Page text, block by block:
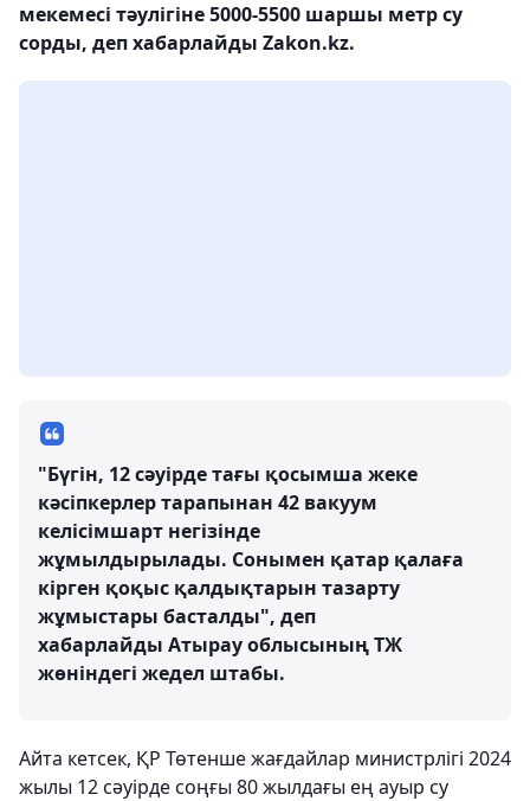
мекемесі тәулігіне 5000-5500 шаршы метр су
сорды, деп хабарлайды Zakon.kz.
"Бүгін, 12 сәуірде тағы қосымша жеке
кәсіпкерлер тарапынан 42 вакуум
келісімшарт негізінде
жұмылдырылады. Сонымен қатар қалаға
кірген қоқыс қалдықтарын тазарту
жұмыстары басталды", деп
хабарлайды Атырау облысының ТЖ
жөніндегі жедел штабы.
Айта кетсек, ҚР Төтенше жағдайлар министрлігі 2024
жылы 12 сәуірде соңғы 80 жылдағы ең ауыр су